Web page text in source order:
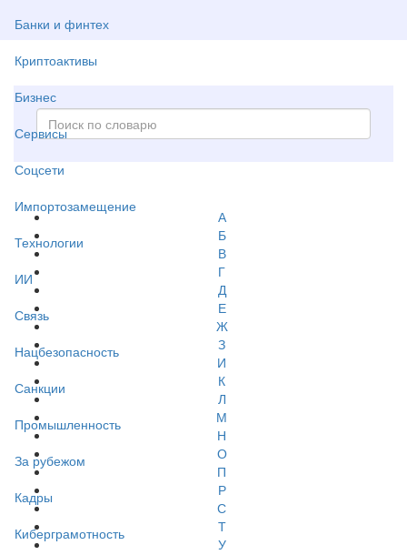
Банки и финтех
Криптоактивы
Бизнес
Сервисы
Соцсети
Импортозамещение
Технологии
ИИ
Связь
Нацбезопасность
Санкции
Промышленность
За рубежом
Кадры
Киберграмотность
А
Б
В
Г
Д
Е
Ж
З
И
К
Л
М
Н
О
П
Р
С
Т
У